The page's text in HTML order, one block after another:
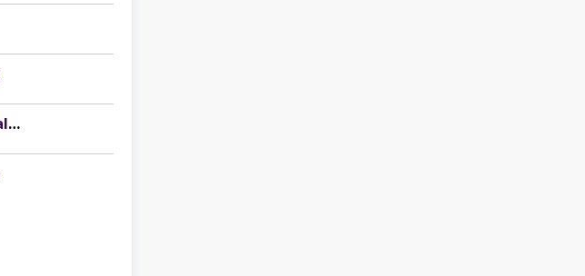
Lowongan Kerja PT Injoy Boga Indonesia (Distributor Es Krim Aice Palembang)